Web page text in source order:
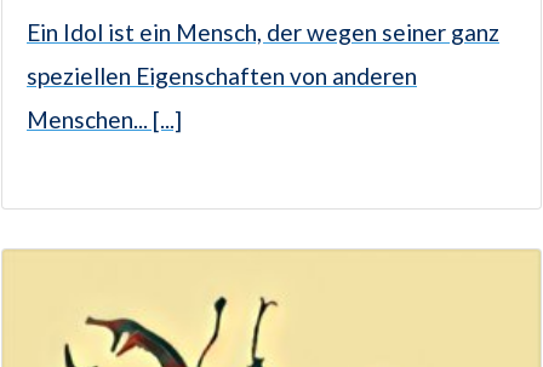
Ein Idol ist ein Mensch, der wegen seiner ganz
speziellen Eigenschaften von anderen
Menschen... [...]